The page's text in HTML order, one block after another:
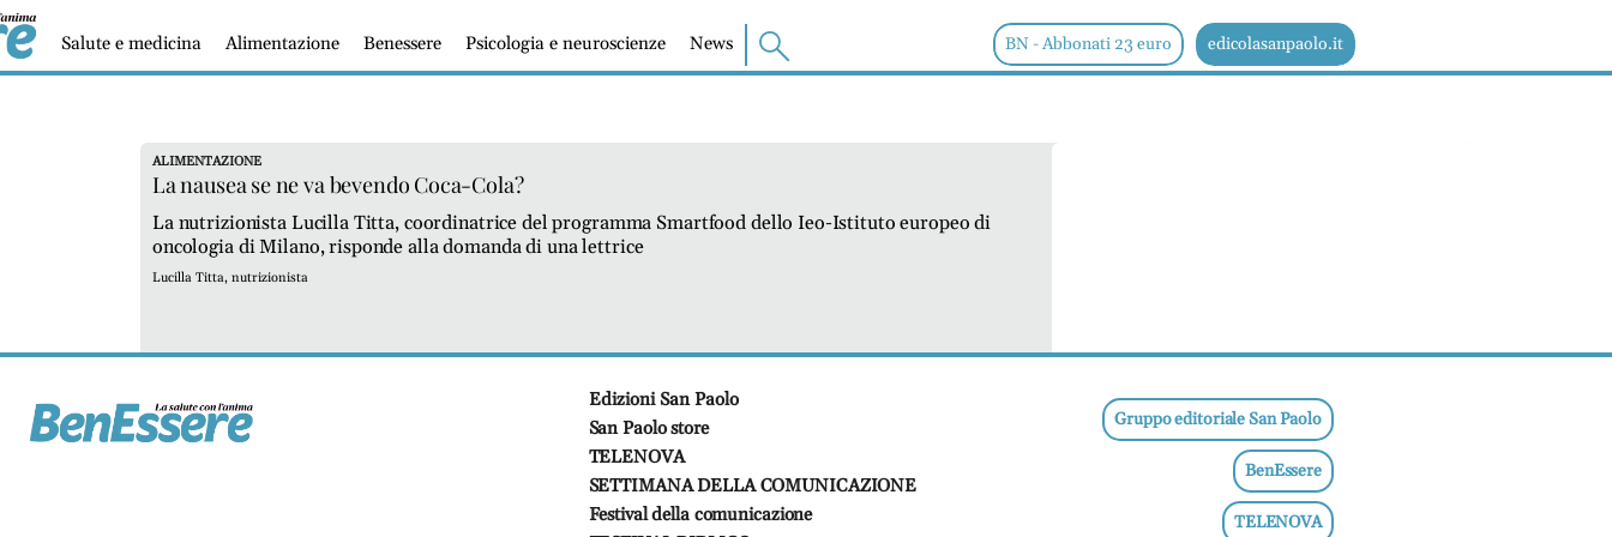
BN - Abbonati 23 euro edicolasanpaolo.it
Salute e medicina Alimentazione Benessere Psicologia e neuroscienze News
ALIMENTAZIONE
La nausea se ne va bevendo Coca-Cola?
La nutrizionista Lucilla Titta, coordinatrice del programma Smartfood dello Ieo-Istituto europeo di
oncologia di Milano, risponde alla domanda di una lettrice
Lucilla Titta, nutrizionista
Edizioni San Paolo
San Paolo store
TELENOVA
SETTIMANA DELLA COMUNICAZIONE
Festival della comunicazione
Gruppo editoriale San Paolo
BenEssere
TELENOVA